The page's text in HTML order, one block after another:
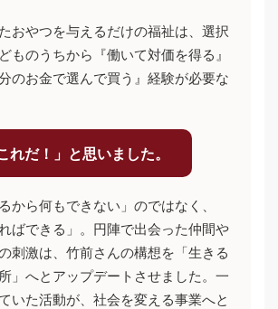
おやつを与えるだけの福祉は、選択
ものうちから『働いて対価を得る』
のお金で選んで買う』経験が必要な
れだ！」と思いました。
から何もできない」のではなく、
ばできる」。円陣で出会った仲間や
刺激は、竹前さんの構想を「生きる
」へとアップデートさせました。一
いた活動が、社会を変える事業へと